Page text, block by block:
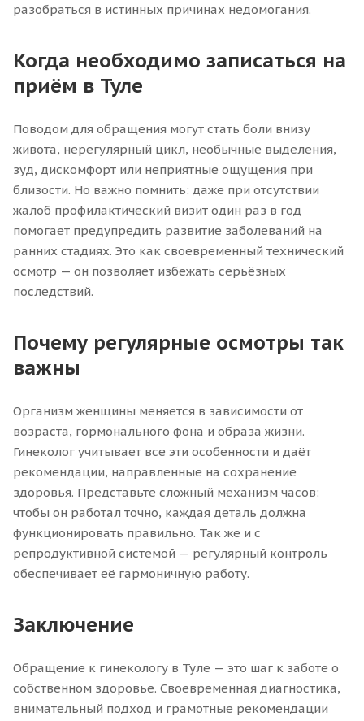
разобраться в истинных причинах недомогания.
Когда необходимо записаться на
приём в Туле
Поводом для обращения могут стать боли внизу
живота, нерегулярный цикл, необычные выделения,
зуд, дискомфорт или неприятные ощущения при
близости. Но важно помнить: даже при отсутствии
жалоб профилактический визит один раз в год
помогает предупредить развитие заболеваний на
ранних стадиях. Это как своевременный технический
осмотр — он позволяет избежать серьёзных
последствий.
Почему регулярные осмотры так
важны
Организм женщины меняется в зависимости от
возраста, гормонального фона и образа жизни.
Гинеколог учитывает все эти особенности и даёт
рекомендации, направленные на сохранение
здоровья. Представьте сложный механизм часов:
чтобы он работал точно, каждая деталь должна
функционировать правильно. Так же и с
репродуктивной системой — регулярный контроль
обеспечивает её гармоничную работу.
Заключение
Обращение к гинекологу в Туле — это шаг к заботе о
собственном здоровье. Своевременная диагностика,
внимательный подход и грамотные рекомендации